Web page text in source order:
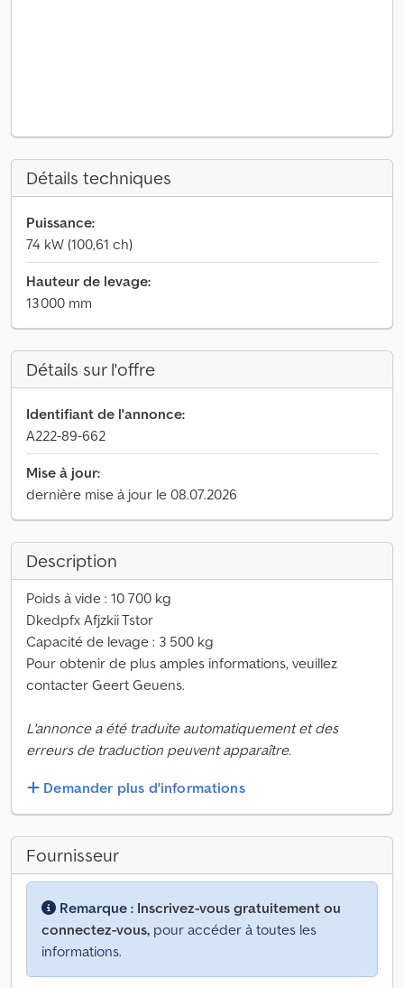
Détails techniques
Puissance:
74 kW (100,61 ch)
Hauteur de levage:
13 000 mm
Détails sur l'offre
Identifiant de l'annonce:
A222-89-662
Mise à jour:
dernière mise à jour le 08.07.2026
Description
Poids à vide : 10 700 kg
Dkedpfx Afjzkii Tstor
Capacité de levage : 3 500 kg
Pour obtenir de plus amples informations, veuillez
contacter Geert Geuens.
L'annonce a été traduite automatiquement et des
erreurs de traduction peuvent apparaître.
Demander plus d'informations
Fournisseur
Remarque : Inscrivez-vous gratuitement ou
connectez-vous, pour accéder à toutes les
informations.